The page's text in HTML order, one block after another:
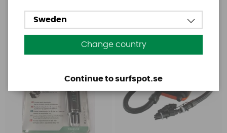
SUP Pump
Sweden
Change country
Continue to surfspot.se